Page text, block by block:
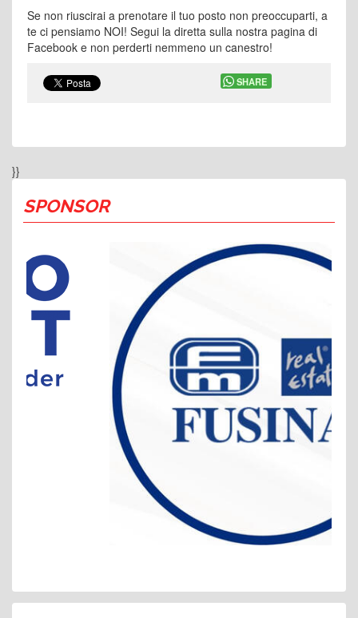
}}
SPONSOR
Se non riuscirai a prenotare il tuo posto non preoccuparti, a
te ci pensiamo NOI! Segui la diretta sulla nostra pagina di
Facebook e non perderti nemmeno un canestro!
SHARE